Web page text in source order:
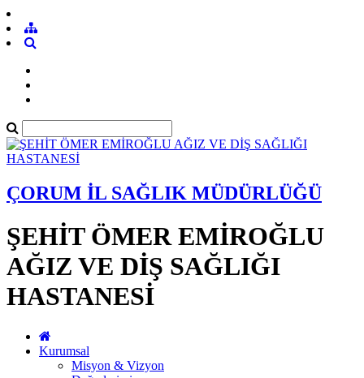
ÇORUM İL SAĞLIK MÜDÜRLÜĞÜ
ŞEHİT ÖMER EMİROĞLU
AĞIZ VE DİŞ SAĞLIĞI
HASTANESİ
Kurumsal
Misyon & Vizyon